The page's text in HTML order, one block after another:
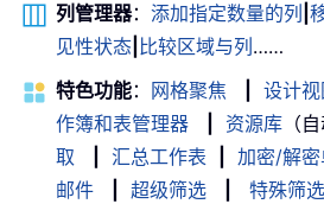
列管理器： 添加指定数量的列
见性状态 比较区域与列 ……
特色功能： 网格聚焦 设计视
作簿和表管理器
资源库 （
取
汇总工作表 加密/解
邮件
超级筛选 特殊筛选